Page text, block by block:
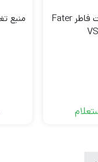
منبع تغذیه 600 وات فاطر Fater